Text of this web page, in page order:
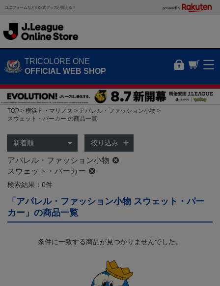
ユニフォームなどの公式グッズが買える！ powered by
TRICOLORE ONE
OFFICIAL WEB SHOP
TOP 横浜Ｆ・マリノス
アパレル・ファッション小物
スウェット・パーカー の商品一覧
絞り込み
アパレル・ファッション小物
スウェット・パーカー
検索結果：0件
「アパレル・ファッション小物 スウェット・パー
カー」の商品一覧
条件に一致する商品が見つかりませんでした。